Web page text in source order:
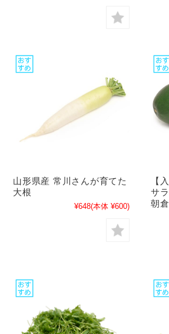
山形県産 常川さんが育てた
大根
¥648(本体 ¥600)
【
サ
朝